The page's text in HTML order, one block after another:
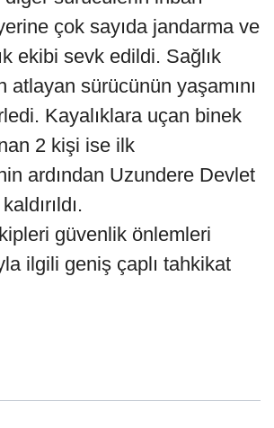
çok sayıda jandarma ve
ekibi sevk edildi. Sağlık
atlayan sürücünün yaşamını
Kayalıklara uçan binek
2 kişi ise ilk
ardından Uzundere Devlet
güvenlik önlemleri
ilgili geniş çaplı tahkikat